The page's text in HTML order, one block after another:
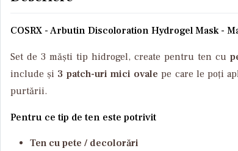
COSRX - Arbutin Discoloration Hydrogel Mask -
Set de 3 măști tip hidrogel, create pentru ten cu
include și 3 patch-uri mici ovale pe care le poți
purtării.
Pentru ce tip de ten este potrivit
Ten cu pete / decolorări